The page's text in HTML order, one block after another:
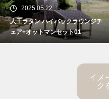
2025.05.22
人工ラタン ハイバックラウンジチ
ェア+オットマンセット01
イメ
ク